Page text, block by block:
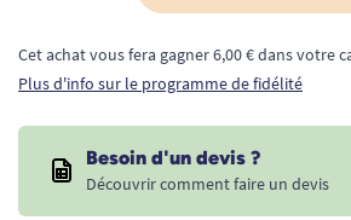
Cet achat vous fera gagner 6,00 € dans votre
Plus d'info sur le programme de fidélité
Besoin d'un devis ?
Découvrir comment faire un devis